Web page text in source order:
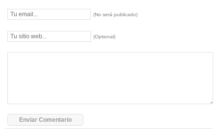
(No será publicado)
(Optional)